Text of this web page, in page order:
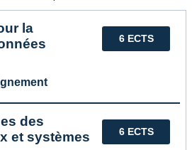
6 ECTS
la
6 ECTS
des
et systèmes